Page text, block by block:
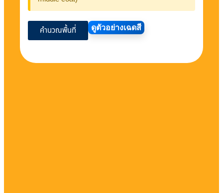
คำนวณพื้นที่ ดูตัวอย่างเฉดสี